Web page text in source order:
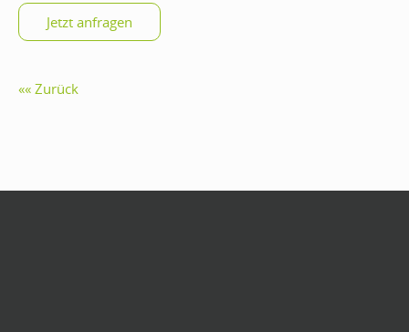
Zurück